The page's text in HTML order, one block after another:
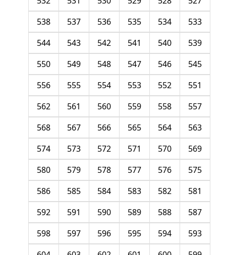
533
534
535
536
537
538
539
540
541
542
543
544
545
546
547
548
549
550
551
552
553
554
555
556
557
558
559
560
561
562
563
564
565
566
567
568
569
570
571
572
573
574
575
576
577
578
579
580
581
582
583
584
585
586
587
588
589
590
591
592
593
594
595
596
597
598